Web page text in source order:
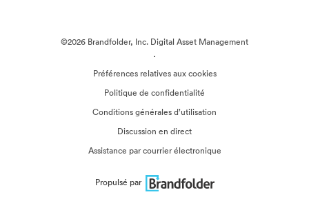
©2026 Brandfolder, Inc. Digital Asset Management
·
Préférences relatives aux cookies
Politique de confidentialité
Conditions générales d’utilisation
Discussion en direct
Assistance par courrier électronique
Propulsé par